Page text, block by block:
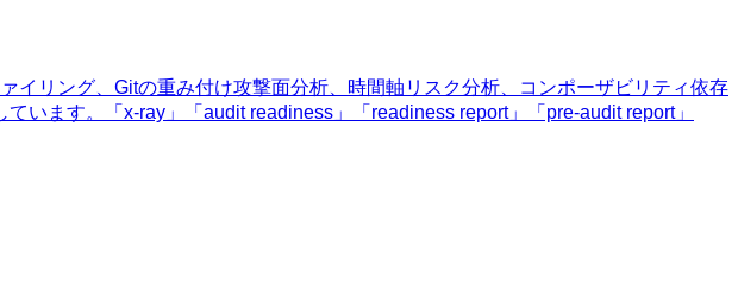
リング、Gitの重み付け攻撃面分析、時間軸リスク分析、コンポーザビリティ依存
います。「x-ray」「audit readiness」「readiness report」「pre-audit report」